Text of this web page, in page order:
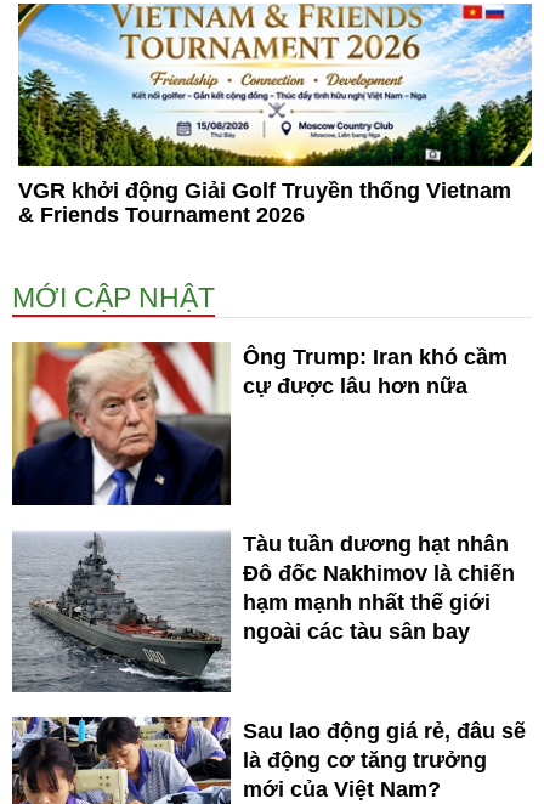
VGR khởi động Giải Golf Truyền thống Vietnam
& Friends Tournament 2026
MỚI CẬP NHẬT
Ông Trump: Iran khó cầm
cự được lâu hơn nữa
Tàu tuần dương hạt nhân
Đô đốc Nakhimov là chiến
hạm mạnh nhất thế giới
ngoài các tàu sân bay
Sau lao động giá rẻ, đâu sẽ
là động cơ tăng trưởng
mới của Việt Nam?